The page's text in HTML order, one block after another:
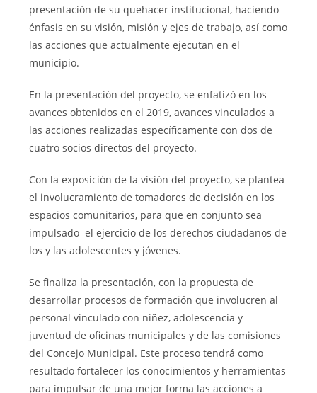
presentación de su quehacer institucional, haciendo
énfasis en su visión, misión y ejes de trabajo, así como
las acciones que actualmente ejecutan en el
municipio.
En la presentación del proyecto, se enfatizó en los
avances obtenidos en el 2019, avances vinculados a
las acciones realizadas específicamente con dos de
cuatro socios directos del proyecto.
Con la exposición de la visión del proyecto, se plantea
el involucramiento de tomadores de decisión en los
espacios comunitarios, para que en conjunto sea
impulsado el ejercicio de los derechos ciudadanos de
los y las adolescentes y jóvenes.
Se finaliza la presentación, con la propuesta de
desarrollar procesos de formación que involucren al
personal vinculado con niñez, adolescencia y
juventud de oficinas municipales y de las comisiones
del Concejo Municipal. Este proceso tendrá como
resultado fortalecer los conocimientos y herramientas
para impulsar de una mejor forma las acciones a